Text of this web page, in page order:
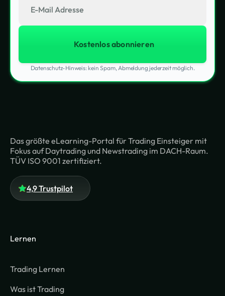
Datenschutz-Hinweis: kein Spam, Abmeldung jederzeit möglich.
Das größte eLearning-Portal für Trading Einsteiger mit
Fokus auf Daytrading und Newstrading im DACH-Raum.
TÜV ISO 9001 zertifiziert.
4,9 Trustpilot
Lernen
Trading Lernen
Was ist Trading